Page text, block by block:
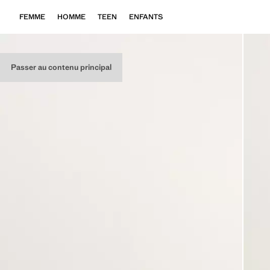
Passer au contenu principal
FEMME HOMME TEEN ENFANTS